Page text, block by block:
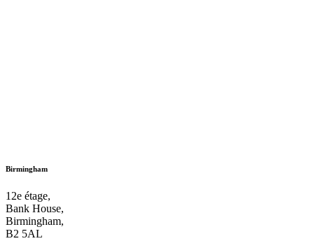
Birmingham
12e étage,
Bank House,
Birmingham,
B2 5AL